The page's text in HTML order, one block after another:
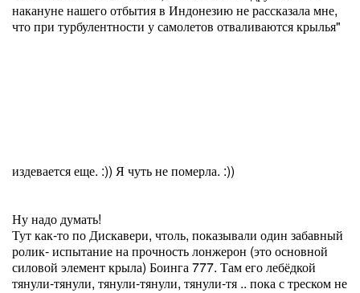
накануне нашего отбытия в Индонезию не рассказала мне,
что при турбулентности у самолетов отваливаются крылья"
издевается еще. :)) Я чуть не померла. :))
Ну надо думать!
Тут как-то по Дискавери, чтоль, показывали один забавный
ролик- испытание на прочность лонжерон (это основной
силовой элемент крыла) Боинга 777. Там его лебёдкой
тянули-тянули, тянули-тянули, тянули-тя .. пока с треском не